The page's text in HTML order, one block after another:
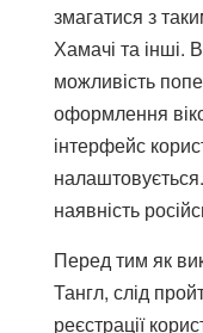
змагатися з
Хамачі та інші.
можливість
оформлення
інтерфейс
наявність
Перед тим як
Тангл, слід
реєстрації